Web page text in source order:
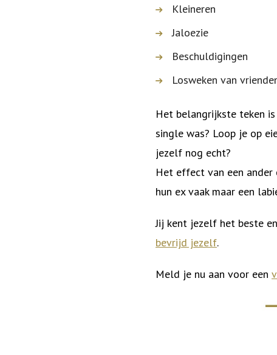
Kleineren
Jaloezie
Beschuldigingen
Losweken van
Het belangrijkste teken
single was? Loop je op
jezelf nog echt?
Het effect van een ander
hun ex vaak maar een
Jij kent jezelf het beste
bevrijd jezelf.
Meld je nu aan voor een